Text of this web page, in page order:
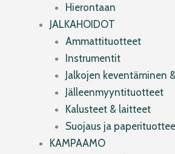
Hierontaan
JALKAHOIDOT
Ammattituotteet
Instrumentit
Jalkojen keventäminen
Jälleenmyyntituotteet
Kalusteet & laitteet
Suojaus ja
KAMPAAMO